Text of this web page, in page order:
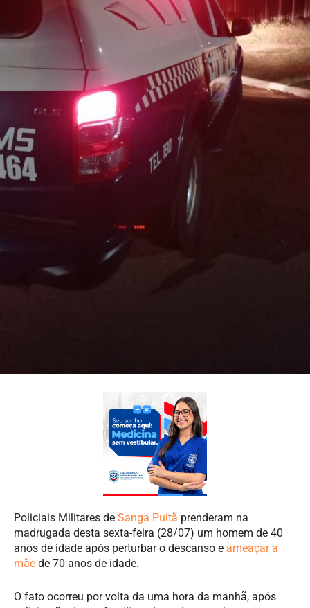
Policiais Militares de Sanga Puitã prenderam na
madrugada desta sexta-feira (28/07) um homem de 40
anos de idade após perturbar o descanso e ameaçar a
mãe de 70 anos de idade.
O fato ocorreu por volta da uma hora da manhã, após